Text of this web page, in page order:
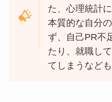
た、心理統計
本質的な自分
ず、自己PR不
たり、就職し
てしまうなど